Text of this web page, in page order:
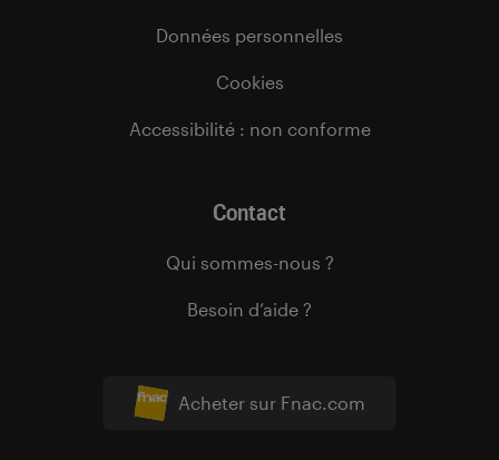
Acheter sur Fnac.com
Données personnelles
Cookies
Accessibilité : non conforme
Contact
Qui sommes-nous ?
Besoin d’aide ?